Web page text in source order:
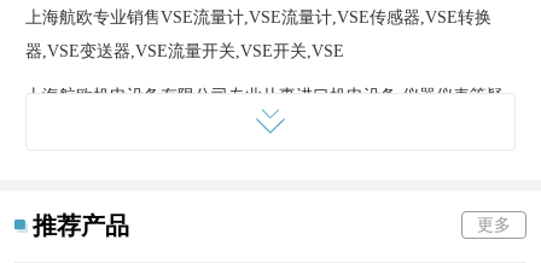
上海航欧专业销售VSE流量计,VSE流量计,VSE传感器,VSE转换
器,VSE变送器,VSE流量开关,VSE开关,VSE
上海航欧机电设备有限公司专业从事进口机电设备,仪器仪表等疑
难备品备件的销售,是经营世界各地进口设备机电配件的现代化企
推荐产品 更多